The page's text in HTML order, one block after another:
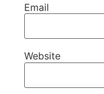
Email
Website